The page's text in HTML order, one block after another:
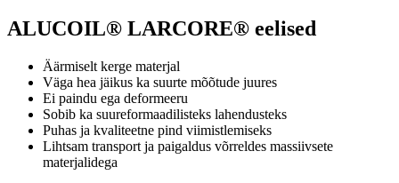
ALUCOIL® LARCORE® eelised
Äärmiselt kerge materjal
Väga hea jäikus ka suurte mõõtude juures
Ei paindu ega deformeeru
Sobib ka suureformaadilisteks lahendusteks
Puhas ja kvaliteetne pind viimistlemiseks
Lihtsam transport ja paigaldus võrreldes massiivsete
materjalidega